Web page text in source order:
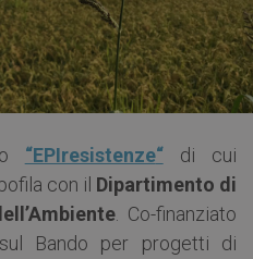
“EPIresistenze“di cui
con il Dipartimento di
. Co-finanziato
Bando per progetti di